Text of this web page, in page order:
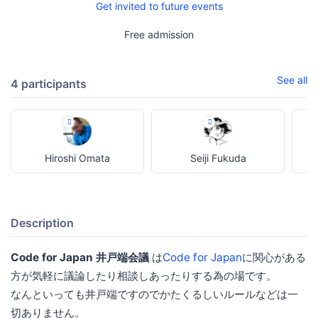
Get invited to future events
Free admission
4 participants See all
Hiroshi Omata Seiji Fukuda
Description
Code for Japan 井戸端会議 はCode for Japanに関心がある
方が気軽に議論したり相談しあったりする為の場です。
なんといっても井戸端ですのでかたくるしいルールなどは一
切ありません。